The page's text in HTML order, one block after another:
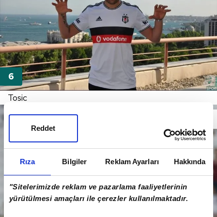
Rıza Bilgiler Reklam Ayarları Hakkında
"Sitelerimizde reklam ve pazarlama faaliyetlerinin
yürütülmesi amaçları ile çerezler kullanılmaktadır.
Reddet
Tosic